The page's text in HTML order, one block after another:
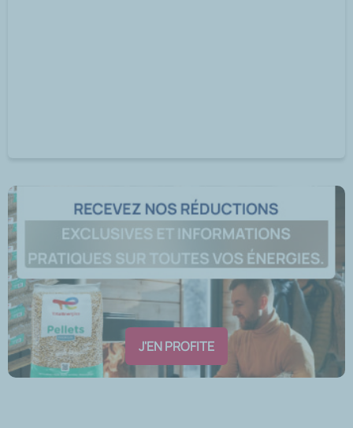
J'EN PROFITE